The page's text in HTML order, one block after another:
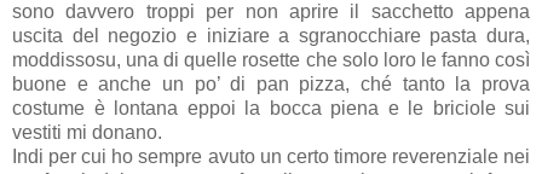
sono davvero troppi per non aprire il sacchetto appena
uscita del negozio e iniziare a sgranocchiare pasta dura,
moddissosu, una di quelle rosette che solo loro le fanno così
buone e anche un po’ di pan pizza, ché tanto la prova
costume è lontana eppoi la bocca piena e le briciole sui
vestiti mi donano.
Indi per cui ho sempre avuto un certo timore reverenziale nei